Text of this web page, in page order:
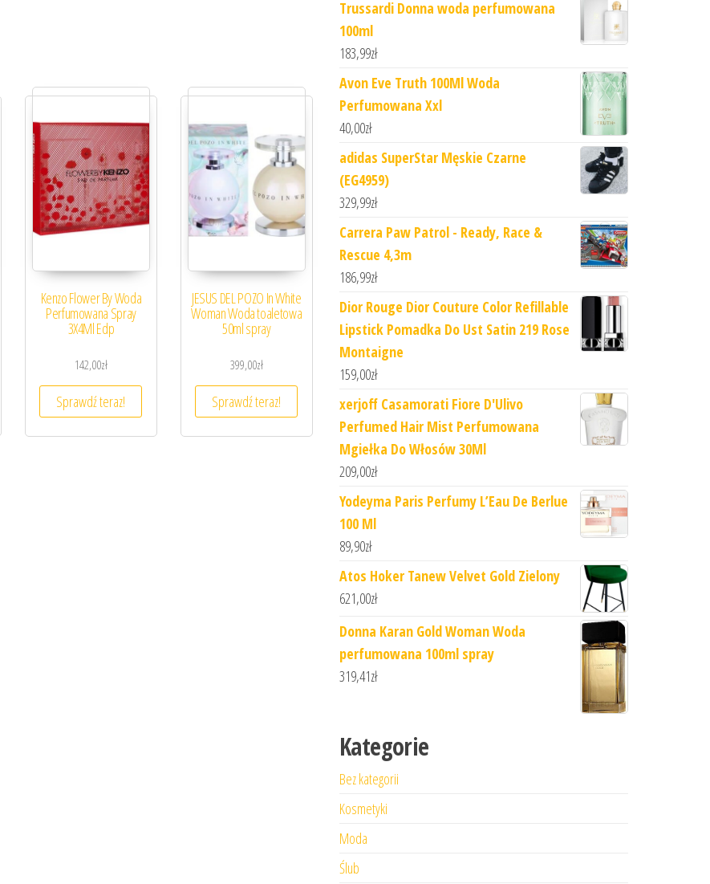
Kenzo Flower By Woda
Perfumowana Spray
3X4Ml Edp
142,00zł
Sprawdź teraz!
JESUS DEL POZO In White
Woman Woda toaletowa
50ml spray
399,00zł
Sprawdź teraz!
Trussardi Donna woda perfumowana
100ml
183,99zł
Avon Eve Truth 100Ml Woda
Perfumowana Xxl
40,00zł
adidas SuperStar Męskie Czarne
(EG4959)
329,99zł
Carrera Paw Patrol - Ready, Race &
Rescue 4,3m
186,99zł
Dior Rouge Dior Couture Color Refillable
Lipstick Pomadka Do Ust Satin 219 Rose
Montaigne
159,00zł
xerjoff Casamorati Fiore D'Ulivo
Perfumed Hair Mist Perfumowana
Mgiełka Do Włosów 30Ml
209,00zł
Yodeyma Paris Perfumy L’Eau De Berlue
100 Ml
89,90zł
Atos Hoker Tanew Velvet Gold Zielony
621,00zł
Donna Karan Gold Woman Woda
perfumowana 100ml spray
319,41zł
Kategorie
Bez kategorii
Kosmetyki
Moda
Ślub